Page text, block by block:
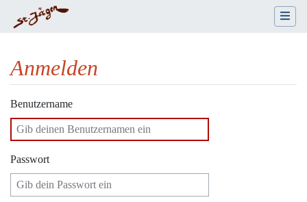
Anmelden
Wechseln zu:Navigation
Benutzername
Passwort